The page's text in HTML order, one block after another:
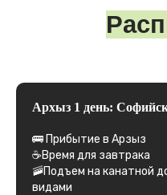
Архыз 1 день:
🚌 Прибытие в Арзыз
☕️Время для завтрака
🚠Подъем на канатной
видами